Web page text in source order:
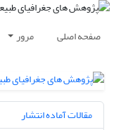
صفحه اصلی مرور
مقالات آماده انتشار